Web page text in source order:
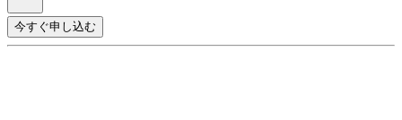
今すぐ申し込む